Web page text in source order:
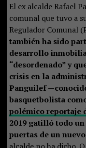
El ex alcalde Rafael
comunal que tuvo a
Regulador Comunal
también ha sido
desarrollo
“desordenado” y
crisis en la
Panguilef
basquetbolista
polémico reportaje
2019 gatilló todo
puertas de un nuevo